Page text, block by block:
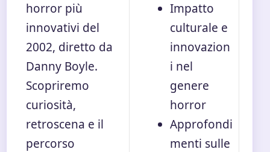
horror più
innovativi del
2002, diretto da
Danny Boyle.
Scopriremo
curiosità,
retroscena e il
percorso
Impatto
culturale e
innovazion
i nel
genere
horror
Approfondi
menti sulle